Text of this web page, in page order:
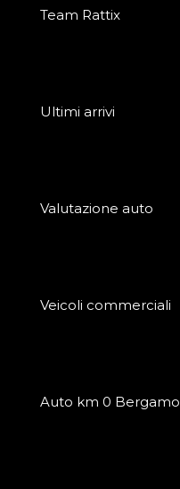
Team Rattix
Ultimi arrivi
Valutazione auto
Veicoli commerciali
Auto km 0 Bergamo